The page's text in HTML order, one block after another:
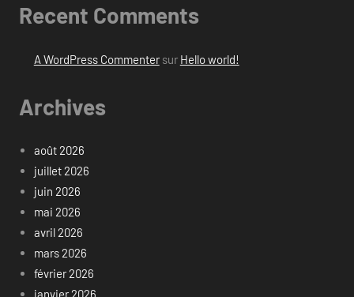
Recent Comments
A WordPress Commentersur Hello world!
Archives
août 2026
juillet 2026
juin 2026
mai 2026
avril 2026
mars 2026
février 2026
janvier 2026